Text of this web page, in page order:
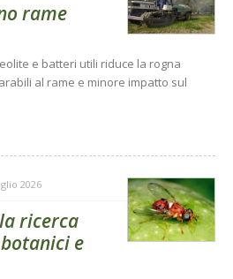
rame
e batteri utili riduce la rogna
al rame e minore impatto sul
2026
ricerca
e